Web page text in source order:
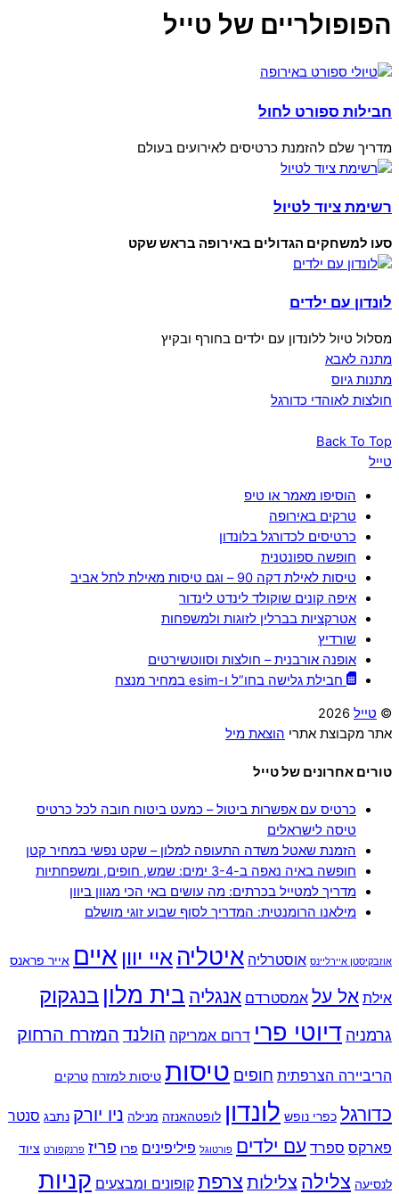
הפופולריים של טייל
חבילות ספורט לחול
מדריך שלם להזמנת כרטיסים לאירועים בעולם
רשימת ציוד לטיול
סעו למשחקים הגדולים באירופה בראש שקט
לונדון עם ילדים
מסלול טיול ללונדון עם ילדים בחורף ובקיץ
מתנה לאבא
מתנות גיוס
חולצות לאוהדי כדורגל
Back To Top
טייל
הוסיפו מאמר או טיפ
טרקים באירופה
כרטיסים לכדורגל בלונדון
חופשה ספונטנית
טיסות לאילת דקה 90 – וגם טיסות מאילת לתל אביב
איפה קונים שוקולד לינדט לינדור
אטרקציות בברלין לזוגות ולמשפחות
שורדיץ
אופנה אורבנית – חולצות וסווטשירטים
חבילת גלישה בחו”ל ו-esim במחיר מנצח
© טייל
אתר מקבוצת אתרי הוצאת מיל
טורים אחרונים של טייל
כרטיס עם אפשרות ביטול – כמעט ביטוח חובה לכל כרטיס
טיסה לישראלים
הזמנת שאטל משדה התעופה למלון – שקט נפשי במחיר קטן
חופשה באיה נאפה ב-3-4 ימים: שמש, חופים, ומשפחתיות
מדריך למטייל בכרתים: מה עושים באי הכי מגוון ביוון
מילאנו הרומנטית: המדריך לסוף שבוע זוגי מושלם
אוזבקיסטן איירליינס אוסטרליה איטליה איי יוון איים אייר פראנס
אילת אל על אמסטרדם אנגליה בית מלון בנגקוק
גרמניה דיוטי פרי דרום אמריקה הולנד המזרח הרחוק
הריביירה הצרפתית חופים טיסות טיסות למזרח טרקים
כדורגל כפרי נופש לונדון לופטהאנזה מנילה ניו יורק נתבג סנטר
פארקס ספרד עם ילדים פורטוגל פיליפינים פרו פריז פרנקפורט ציוד
לנסיעה צלילה צלילות צרפת קופונים ומבצעים קניות